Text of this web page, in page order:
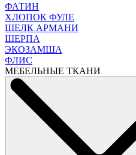
ФАТИН
ХЛОПОК ФУЛЕ
ШЕЛК АРМАНИ
ШЕРПА
ЭКОЗАМША
ФЛИС
МЕБЕЛЬНЫЕ ТКАНИ